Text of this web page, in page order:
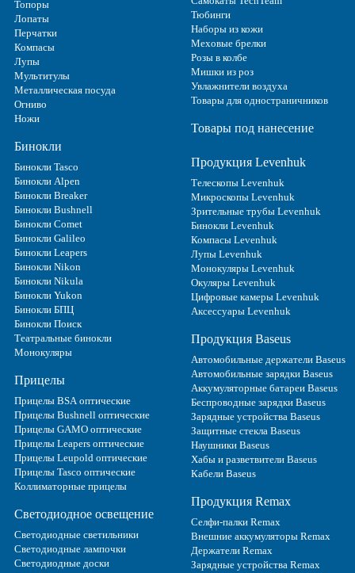
Топоры
Лопаты
Перчатки
Компасы
Лупы
Мультитулы
Металлическая посуда
Огниво
Ножи
Бинокли
Бинокли Tasco
Бинокли Alpen
Бинокли Breaker
Бинокли Bushnell
Бинокли Comet
Бинокли Galileo
Бинокли Leapers
Бинокли Nikon
Бинокли Nikula
Бинокли Yukon
Бинокли БПЦ
Бинокли Поиск
Театральные бинокли
Монокуляры
Прицелы
Прицелы BSA оптические
Прицелы Bushnell оптические
Прицелы GAMO оптические
Прицелы Leapers оптические
Прицелы Leupold оптические
Прицелы Tasco оптические
Коллиматорные прицелы
Светодиодное освещение
Светодиодные светильники
Светодиодные лампочки
Светодиодные доски
Тюбинги
Наборы из кожи
Меховые брелки
Розы в колбе
Мишки из роз
Увлажнители воздуха
Товары для одностраничников
Товары под нанесение
Продукция Levenhuk
Телескопы Levenhuk
Микроскопы Levenhuk
Зрительные трубы Levenhuk
Бинокли Levenhuk
Компасы Levenhuk
Лупы Levenhuk
Монокуляры Levenhuk
Окуляры Levenhuk
Цифровые камеры Levenhuk
Аксессуары Levenhuk
Продукция Baseus
Автомобильные держатели Baseus
Автомобильные зарядки Baseus
Аккумуляторные батареи Baseus
Беспроводные зарядки Baseus
Зарядные устройства Baseus
Защитные стекла Baseus
Наушники Baseus
Хабы и разветвители Baseus
Кабели Baseus
Продукция Remax
Селфи-палки Remax
Внешние аккумуляторы Remax
Держатели Remax
Зарядные устройства Remax